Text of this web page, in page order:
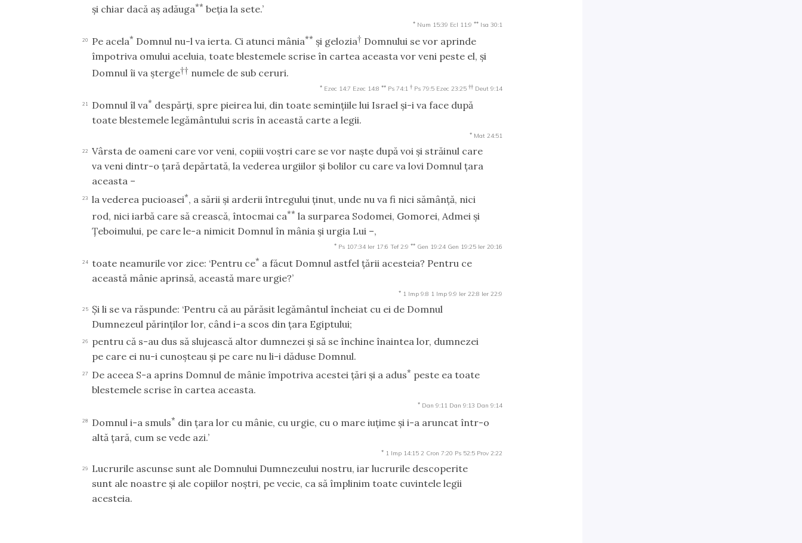
şi chiar dacă aş adăuga** beţia la sete.’
* Num 15:39 Ecl 11:9 ** Isa 30:1
20 Pe acela* Domnul nu-l va ierta. Ci atunci mânia** şi gelozia† Domnului se vor aprinde
împotriva omului aceluia, toate blestemele scrise în cartea aceasta vor veni peste el, şi
Domnul îi va şterge†† numele de sub ceruri.
* Ezec 14:7 Ezec 14:8 ** Ps 74:1 † Ps 79:5 Ezec 23:25 †† Deut 9:14
21 Domnul îl va* despărţi, spre pieirea lui, din toate seminţiile lui Israel şi-i va face după
toate blestemele legământului scris în această carte a legii.
* Mat 24:51
22
Vârsta de oameni care vor veni, copiii voştri care se vor naşte după voi şi străinul care
va veni dintr-o ţară depărtată, la vederea urgiilor şi bolilor cu care va lovi Domnul ţara
aceasta –
23 la vederea pucioasei*, a sării şi arderii întregului ţinut, unde nu va fi nici sămânţă, nici
rod, nici iarbă care să crească, întocmai ca** la surparea Sodomei, Gomorei, Admei şi
Ţeboimului, pe care le-a nimicit Domnul în mânia şi urgia Lui –,
* Ps 107:34 Ier 17:6 Tef 2:9 ** Gen 19:24 Gen 19:25 Ier 20:16
24 toate neamurile vor zice: ‘Pentru ce* a făcut Domnul astfel ţării acesteia? Pentru ce
această mânie aprinsă, această mare urgie?’
* 1 Imp 9:8 1 Imp 9:9 Ier 22:8 Ier 22:9
25
Şi li se va răspunde: ‘Pentru că au părăsit legământul încheiat cu ei de Domnul
Dumnezeul părinţilor lor, când i-a scos din ţara Egiptului;
26
pentru că s-au dus să slujească altor dumnezei şi să se închine înaintea lor, dumnezei
pe care ei nu-i cunoşteau şi pe care nu li-i dăduse Domnul.
27 De aceea S-a aprins Domnul de mânie împotriva acestei ţări şi a adus* peste ea toate
blestemele scrise în cartea aceasta.
* Dan 9:11 Dan 9:13 Dan 9:14
28 Domnul i-a smuls* din ţara lor cu mânie, cu urgie, cu o mare iuţime şi i-a aruncat într-o
altă ţară, cum se vede azi.’
* 1 Imp 14:15 2 Cron 7:20 Ps 52:5 Prov 2:22
29
Lucrurile ascunse sunt ale Domnului Dumnezeului nostru, iar lucrurile descoperite
sunt ale noastre şi ale copiilor noştri, pe vecie, ca să împlinim toate cuvintele legii
acesteia.